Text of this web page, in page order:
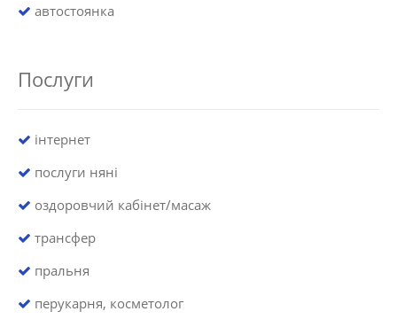
автостоянка
Послуги
інтернет
послуги няні
оздоровчий кабінет/масаж
трансфер
пральня
перукарня, косметолог